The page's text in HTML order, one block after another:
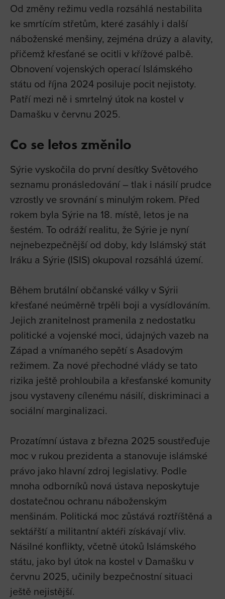
Od změny režimu vedla rozsáhlá nestabilita
ke smrtícím střetům, které zasáhly i další
náboženské menšiny, zejména drúzy a alavity,
přičemž křesťané se ocitli v křížové palbě.
Obnovení vojenských operací Islámského
státu od října 2024 posiluje pocit nejistoty.
Patří mezi ně i smrtelný útok na kostel v
Damašku v červnu 2025.
Co se letos změnilo
Sýrie vyskočila do první desítky Světového
seznamu pronásledování – tlak i násilí prudce
vzrostly ve srovnání s minulým rokem. Před
rokem byla Sýrie na 18. místě, letos je na
šestém. To odráží realitu, že Sýrie je nyní
nejnebezpečnější od doby, kdy Islámský stát
Iráku a Sýrie (ISIS) okupoval rozsáhlá území.
Během brutální občanské války v Sýrii
křesťané neúměrně trpěli boji a vysídlováním.
Jejich zranitelnost pramenila z nedostatku
politické a vojenské moci, údajných vazeb na
Západ a vnímaného sepětí s Asadovým
režimem. Za nové přechodné vlády se tato
rizika ještě prohloubila a křesťanské komunity
jsou vystaveny cílenému násilí, diskriminaci a
sociální marginalizaci.
Prozatímní ústava z března 2025 soustřeďuje
moc v rukou prezidenta a stanovuje islámské
právo jako hlavní zdroj legislativy. Podle
mnoha odborníků nová ústava neposkytuje
dostatečnou ochranu náboženským
menšinám. Politická moc zůstává roztříštěná a
sektářští a militantní aktéři získávají vliv.
Násilné konflikty, včetně útoků Islámského
státu, jako byl útok na kostel v Damašku v
červnu 2025, učinily bezpečnostní situaci
ještě nejistější.